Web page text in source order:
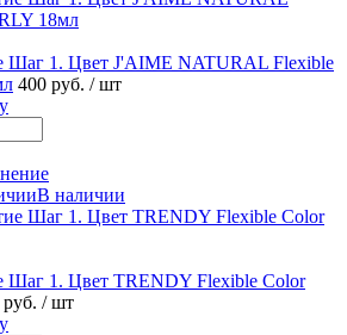
Шаг 1. Цвет J'AIME NATURAL Flexible
400 руб. / шт
В наличии
Шаг 1. Цвет TRENDY Flexible Color
/ шт